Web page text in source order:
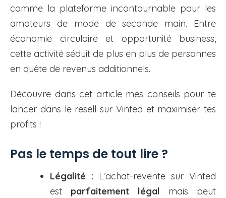
comme la plateforme incontournable pour les
amateurs de mode de seconde main. Entre
économie circulaire et opportunité business,
cette activité séduit de plus en plus de personnes
en quête de revenus additionnels.
Découvre dans cet article mes conseils pour te
lancer dans le resell sur Vinted et maximiser tes
profits !
Pas le temps de tout lire ?
Légalité : L’achat-revente sur Vinted
est parfaitement légal mais peut